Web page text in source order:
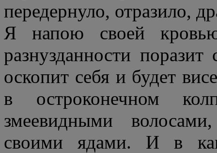
передернуло, отразило,
Я напою своей
разнузданности
оскопит себя и будет
в остроконечном
змеевидными
своими ядами. И в